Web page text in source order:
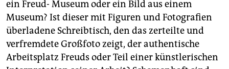
ein Freud- Museum oder ein Bild aus einem
Museum? Ist dieser mit Figuren und Fotografien
überladene Schreibtisch, den das zerteilte und
verfremdete Großfoto zeigt, der authentische
Arbeitsplatz Freuds oder Teil einer künstlerischen